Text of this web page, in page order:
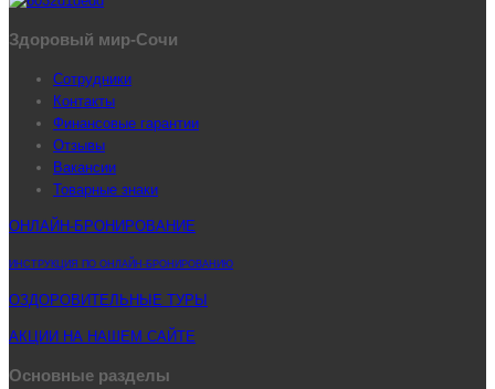
Здоровый мир-Сочи
Сотрудники
Контакты
Финансовые гарантии
Отзывы
Вакансии
Товарные знаки
ОНЛАЙН-БРОНИРОВАНИЕ
ИНСТРУКЦИЯ ПО ОНЛАЙН-БРОНИРОВАНИЮ
ОЗДОРОВИТЕЛЬНЫЕ ТУРЫ
АКЦИИ НА НАШЕМ САЙТЕ
Основные разделы